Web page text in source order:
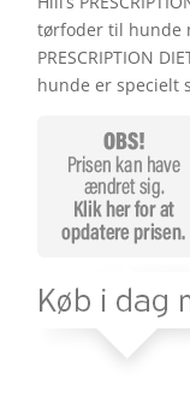
tørfoder til hunde
PRESCRIPTION
hunde er specielt